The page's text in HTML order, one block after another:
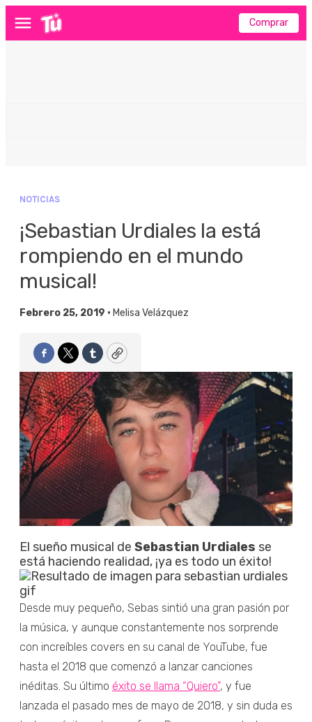
Menú Comprar
NOTICIAS
¡Sebastian Urdiales la está
rompiendo en el mundo
musical!
Febrero 25, 2019 • Melisa Velázquez
Facebook
TwitterTumblrCopy
El sueño musical de Sebastian Urdiales se
está haciendo realidad, ¡ya es todo un éxito!
Desde muy pequeño, Sebas sintió una gran pasión por
la música, y aunque constantemente nos sorprende
con increíbles covers en su canal de YouTube, fue
hasta el 2018 que comenzó a lanzar canciones
inéditas. Su último éxito se llama “Quiero”, y fue
lanzada el pasado mes de mayo de 2018, y sin duda es